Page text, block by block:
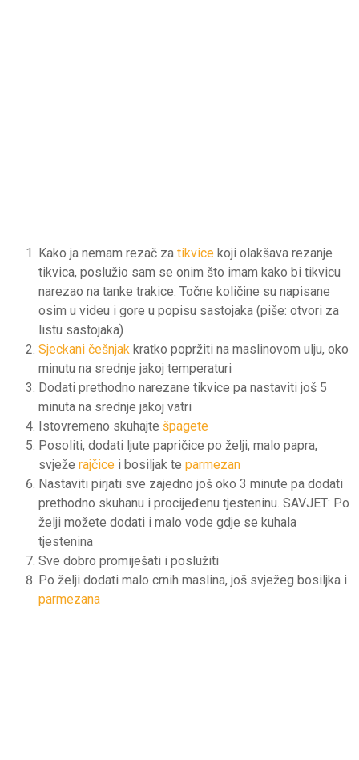
Kako ja nemam rezač za tikvice koji olakšava rezanje
tikvica, poslužio sam se onim što imam kako bi tikvicu
narezao na tanke trakice. Točne količine su napisane
osim u videu i gore u popisu sastojaka (piše: otvori za
listu sastojaka)
Sjeckani češnjak kratko popržiti na maslinovom ulju, oko
minutu na srednje jakoj temperaturi
Dodati prethodno narezane tikvice pa nastaviti još 5
minuta na srednje jakoj vatri
Istovremeno skuhajte špagete
Posoliti, dodati ljute papričice po želji, malo papra,
svježe rajčice i bosiljak te parmezan
Nastaviti pirjati sve zajedno još oko 3 minute pa dodati
prethodno skuhanu i procijeđenu tjesteninu. SAVJET: Po
želji možete dodati i malo vode gdje se kuhala
tjestenina
Sve dobro promiješati i poslužiti
Po želji dodati malo crnih maslina, još svježeg bosiljka i
parmezana